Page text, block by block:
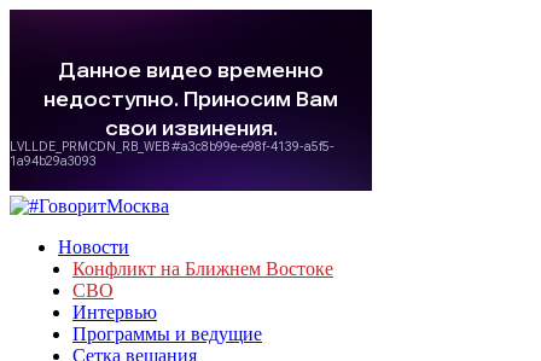
Новости
Конфликт на Ближнем Востоке
СВО
Интервью
Программы и ведущие
Сетка вещания